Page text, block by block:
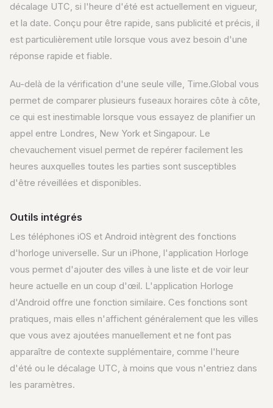
décalage UTC, si l'heure d'été est actuellement en vigueur,
et la date. Conçu pour être rapide, sans publicité et précis, il
est particulièrement utile lorsque vous avez besoin d'une
réponse rapide et fiable.
Au-delà de la vérification d'une seule ville, Time.Global vous
permet de comparer plusieurs fuseaux horaires côte à côte,
ce qui est inestimable lorsque vous essayez de planifier un
appel entre Londres, New York et Singapour. Le
chevauchement visuel permet de repérer facilement les
heures auxquelles toutes les parties sont susceptibles
d'être réveillées et disponibles.
Outils intégrés
Les téléphones iOS et Android intègrent des fonctions
d'horloge universelle. Sur un iPhone, l'application Horloge
vous permet d'ajouter des villes à une liste et de voir leur
heure actuelle en un coup d'œil. L'application Horloge
d'Android offre une fonction similaire. Ces fonctions sont
pratiques, mais elles n'affichent généralement que les villes
que vous avez ajoutées manuellement et ne font pas
apparaître de contexte supplémentaire, comme l'heure
d'été ou le décalage UTC, à moins que vous n'entriez dans
les paramètres.